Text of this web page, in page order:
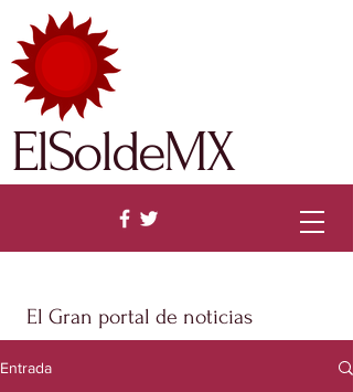
El Gran portal de noticias
ElSoldeMX
Entrada